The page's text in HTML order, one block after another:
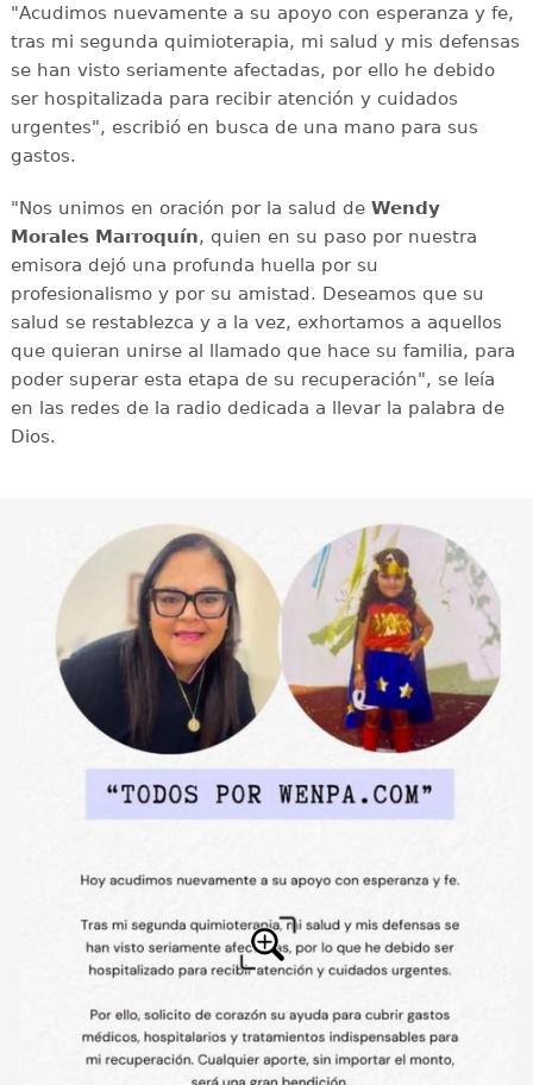
"Acudimos nuevamente a su apoyo con esperanza y fe,
tras mi segunda quimioterapia, mi salud y mis defensas
se han visto seriamente afectadas, por ello he debido
ser hospitalizada para recibir atención y cuidados
urgentes", escribió en busca de una mano para sus
gastos.
"Nos unimos en oración por la salud de Wendy
Morales Marroquín, quien en su paso por nuestra
emisora dejó una profunda huella por su
profesionalismo y por su amistad. Deseamos que su
salud se restablezca y a la vez, exhortamos a aquellos
que quieran unirse al llamado que hace su familia, para
poder superar esta etapa de su recuperación", se leía
en las redes de la radio dedicada a llevar la palabra de
Dios.